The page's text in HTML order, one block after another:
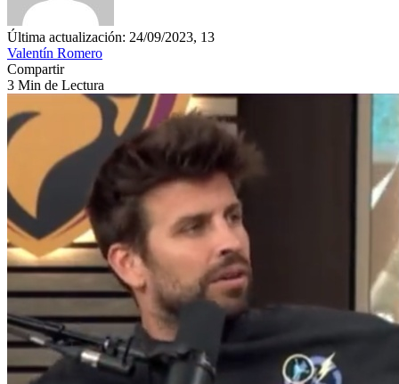
Última actualización: 24/09/2023, 13
Valentín Romero
Compartir
3 Min de Lectura